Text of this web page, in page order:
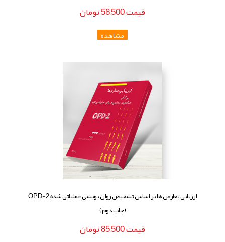
قيمت58,500تومان
ارزیابی تعارض ها بر اساس تشخیص روان پویشی عملیاتی شده OPD-2
(چاپ دوم)
قيمت85,500تومان